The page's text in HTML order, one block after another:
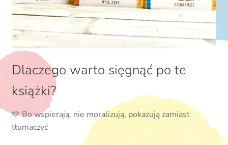
Dlaczego warto sięgnąć po te
książki?
💛 Bo wspierają, nie moralizują, pokazują zamiast
tłumaczyć